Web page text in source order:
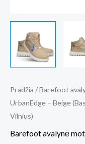
Pradžia /Barefoot
UrbanEdge – Beige
Vilnius)
Barefoot avalynė